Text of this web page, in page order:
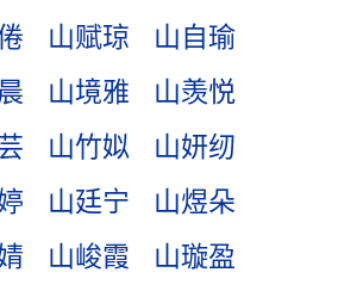
山赋琼
山自瑜
山境雅
山羡悦
山竹姒
山妍纫
山廷宁
山煜朵
山峻霞
山璇盈